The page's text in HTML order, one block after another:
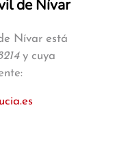
de Nívar
Nívar está
y cuya